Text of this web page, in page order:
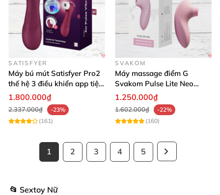
SATISFYER
Máy bú mút Satisfyer Pro2
thế hệ 3 điều khiển app tiện
lợi
1.800.000₫
2.337.000₫
-23%
(161)
SVAKOM
Máy massage điểm G
Svakom Pulse Lite Neo
công nghệ sóng hút
1.250.000₫
1.602.000₫
-22%
(160)
1 2 3 4 5
📂 Sextoy Nữ